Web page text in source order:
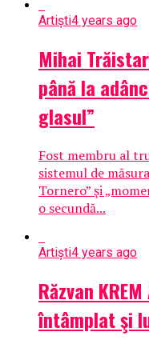
Artiști4 years ago
Mihai
până la
glasul”
Fost membru al
sistemul de
Tornero” şi
o secundă...
Artiști4 years ago
Răzvan
întâmplat şi